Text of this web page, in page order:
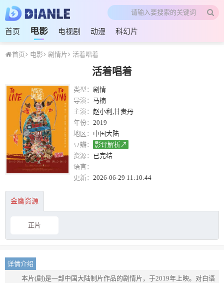
首页 电影 电视剧 动漫 科幻片
首页 电影 剧情片 活着唱着
活着唱着
类型： 剧情
导演： 马楠
主演： 赵小利,甘贵丹
年份： 2019
地区： 中国大陆
豆瓣：
影评解析↗
资源： 已完结
语言：
更新： 2026-06-29 11:10:44
金鹰资源
正片
详情介绍
本片(剧)是一部中国大陆制片作品的剧情片，于2019年上映。对白语